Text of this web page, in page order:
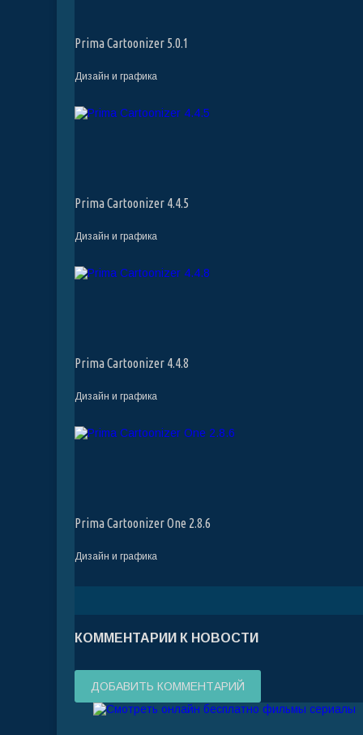
Prima Cartoonizer 5.0.1
Дизайн и графика
Prima Cartoonizer 4.4.5
Дизайн и графика
Prima Cartoonizer 4.4.8
Дизайн и графика
Prima Cartoonizer One 2.8.6
Дизайн и графика
КОММЕНТАРИИ К НОВОСТИ
ДОБАВИТЬ КОММЕНТАРИЙ